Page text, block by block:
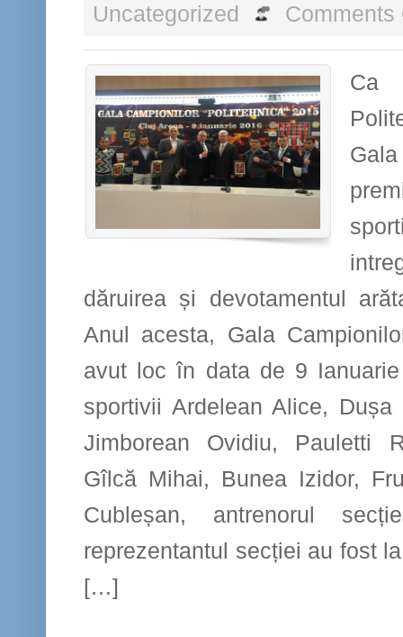
Uncategorized
Comments
Ca
dăruirea și devotamentul
Anul acesta, Gala
avut loc în data de 9
sportivii Ardelean Alice,
Jimborean Ovidiu, Pauletti
Gîlcă Mihai, Bunea Izidor,
Cubleșan, antrenorul
reprezentantul secției au fost
[…]